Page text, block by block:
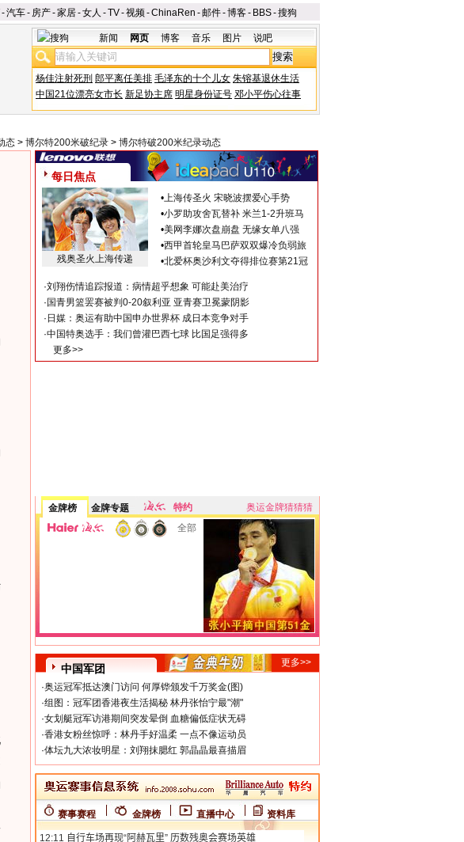
-汽车- 房产-家居-女人 -TV-视频-ChinaRen -邮件-博客- BBS-搜狗
新闻 网页 博客 音乐 图片 说吧
杨佳注射死刑 郎平离任美排 毛泽东的十个儿女 朱镕基退休生活
中国21位漂亮女市长 新足协主席 明星身份证号 邓小平伤心往事
态 > 博尔特200米破纪录 > 博尔特破200米纪录动态
每日焦点
残奥圣火上海传递
•上海传圣火 宋晓波摆爱心手势
•小罗助攻舍瓦替补 米兰1-2升班马
•美网李娜次盘崩盘 无缘女单八强
•西甲首轮皇马巴萨双双爆冷负弱旅
•北爱杯奥沙利文夺得排位赛第21冠
·刘翔伤情追踪报道：病情超乎想象 可能赴美治疗
· 国青男篮罢赛被判0-20叙利亚 亚青赛卫冕蒙阴影
· 日媒：奥运有助中国申办世界杯 成日本竞争对手
·中国特奥选手：我们曾灌巴西七球 比国足强得多
更多>>
金牌榜 金牌专题 特约
奥运金牌猜猜猜
全部
中国军团
更多>>
·奥运冠军抵达澳门访问 何厚铧颁发千万奖金(图)
·组图：冠军团香港夜生活揭秘 林丹张怡宁最"潮"
·女划艇冠军访港期间突发晕倒 血糖偏低症状无碍
·香港女粉丝惊呼：林丹手好温柔 一点不像运动员
·体坛九大浓妆明星：刘翔抹腮红 郭晶晶最喜描眉
赛事赛程 金牌榜 直播中心 资料库